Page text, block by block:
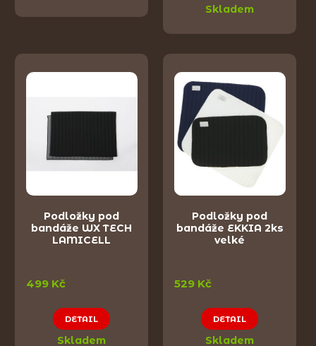
Skladem
Podložky pod
bandáže WX TECH
LAMICELL
499 Kč
DETAIL
Skladem
Podložky pod
bandáže EKKIA 2ks
velké
529 Kč
DETAIL
Skladem